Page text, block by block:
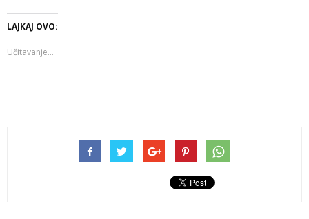
LAJKAJ OVO:
Učitavanje...